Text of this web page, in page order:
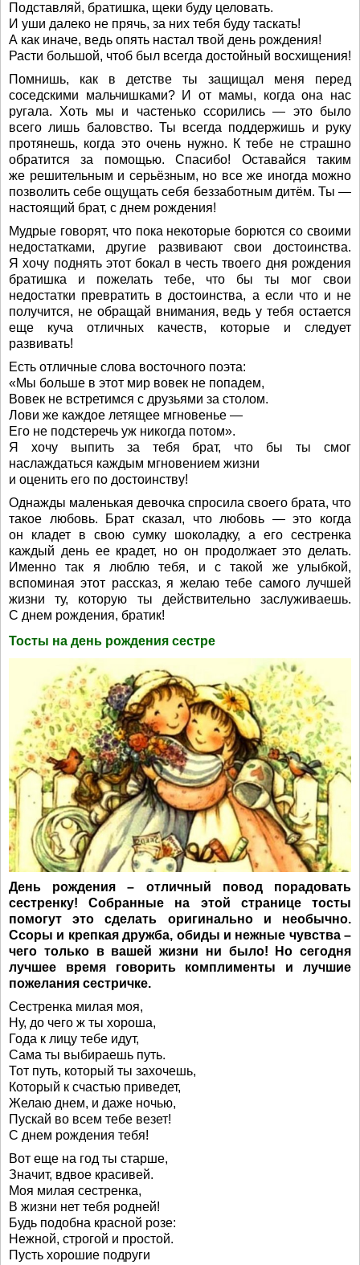
Подставляй, братишка, щеки буду целовать.
И уши далеко не прячь, за них тебя буду таскать!
А как иначе, ведь опять настал твой день рождения!
Расти большой, чтоб был всегда достойный восхищения!
Помнишь, как в детстве ты защищал меня перед
соседскими мальчишками? И от мамы, когда она нас
ругала. Хоть мы и частенько ссорились — это было
всего лишь баловство. Ты всегда поддержишь и руку
протянешь, когда это очень нужно. К тебе не страшно
обратится за помощью. Спасибо! Оставайся таким
же решительным и серьёзным, но все же иногда можно
позволить себе ощущать себя беззаботным дитём. Ты —
настоящий брат, с днем рождения!
Мудрые говорят, что пока некоторые борются со своими
недостатками, другие развивают свои достоинства.
Я хочу поднять этот бокал в честь твоего дня рождения
братишка и пожелать тебе, что бы ты мог свои
недостатки превратить в достоинства, а если что и не
получится, не обращай внимания, ведь у тебя остается
еще куча отличных качеств, которые и следует
развивать!
Есть отличные слова восточного поэта:
«Мы больше в этот мир вовек не попадем,
Вовек не встретимся с друзьями за столом.
Лови же каждое летящее мгновенье —
Его не подстеречь уж никогда потом».
Я хочу выпить за тебя брат, что бы ты смог
наслаждаться каждым мгновением жизни
и оценить его по достоинству!
Однажды маленькая девочка спросила своего брата, что
такое любовь. Брат сказал, что любовь — это когда
он кладет в свою сумку шоколадку, а его сестренка
каждый день ее крадет, но он продолжает это делать.
Именно так я люблю тебя, и с такой же улыбкой,
вспоминая этот рассказ, я желаю тебе самого лучшей
жизни ту, которую ты действительно заслуживаешь.
С днем рождения, братик!
Тосты на день рождения сестре
День рождения – отличный повод порадовать
сестренку! Собранные на этой странице тосты
помогут это сделать оригинально и необычно.
Ссоры и крепкая дружба, обиды и нежные чувства –
чего только в вашей жизни ни было! Но сегодня
лучшее время говорить комплименты и лучшие
пожелания сестричке.
Сестренка милая моя,
Ну, до чего ж ты хороша,
Года к лицу тебе идут,
Сама ты выбираешь путь.
Тот путь, который ты захочешь,
Который к счастью приведет,
Желаю днем, и даже ночью,
Пускай во всем тебе везет!
С днем рождения тебя!
Вот еще на год ты старше,
Значит, вдвое красивей.
Моя милая сестренка,
В жизни нет тебя родней!
Будь подобна красной розе:
Нежной, строгой и простой.
Пусть хорошие подруги